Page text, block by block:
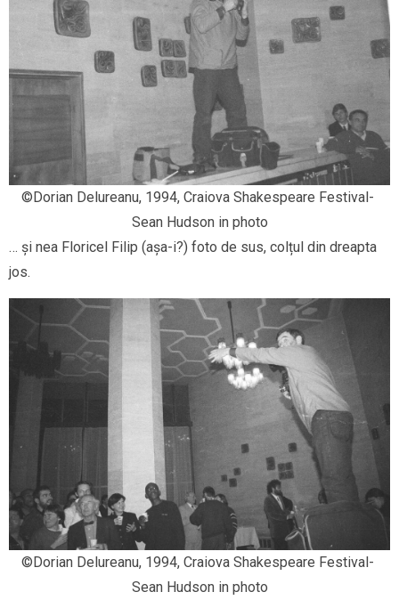
©Dorian Delureanu, 1994, Craiova Shakespeare Festival-
Sean Hudson in photo
… și nea Floricel Filip (așa-i?) foto de sus, colțul din dreapta
jos.
©Dorian Delureanu, 1994, Craiova Shakespeare Festival-
Sean Hudson in photo